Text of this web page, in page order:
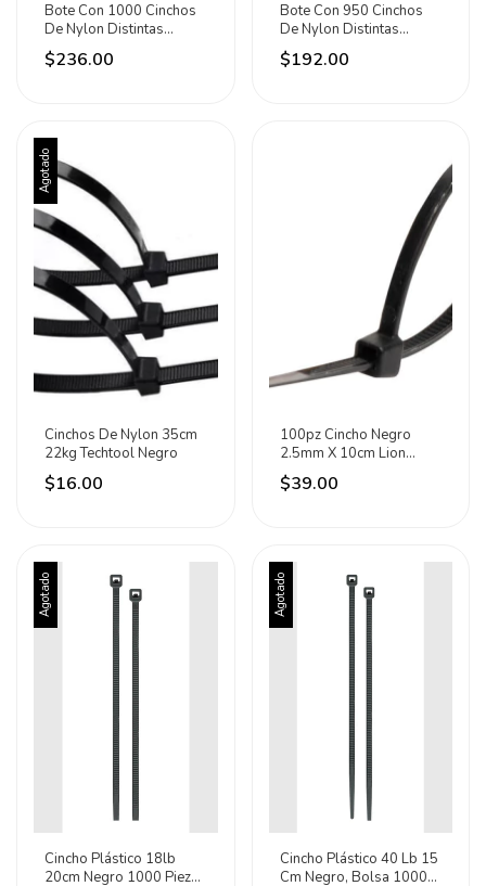
Bote Con 1000 Cinchos
De Nylon Distintas
Medidas Techtools
Negro/blanco
$236.00
Bote Con 950 Cinchos
De Nylon Distintas
Medidas Techtools
Negro/blanco
$192.00
Agotado
Cinchos De Nylon 35cm
22kg Techtool Negro
$16.00
100pz Cincho Negro
2.5mm X 10cm Lion
Tools - Negro
$39.00
Agotado
Cincho Plástico 18lb
20cm Negro 1000 Piezas
Agotado
Cincho Plástico 40 Lb 15
Cm Negro, Bolsa 1000